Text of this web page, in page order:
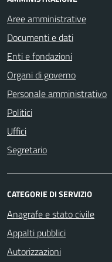
Aree amministrative
Documenti e dati
Enti e fondazioni
Organi di governo
Personale amministrativo
Politici
Uffici
Segretario
CATEGORIE DI SERVIZIO
Anagrafe e stato civile
Appalti pubblici
Autorizzazioni